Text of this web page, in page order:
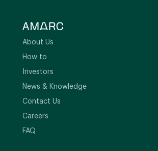
About Us
How to
Investors
News & Knowledge
Contact Us
Careers
FAQ